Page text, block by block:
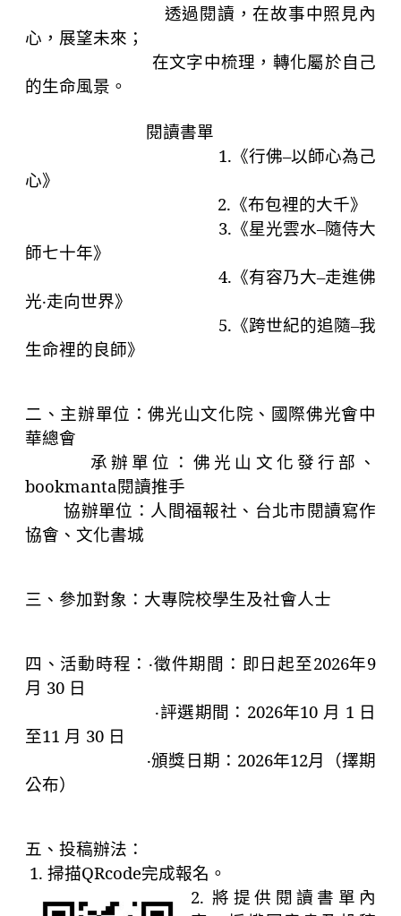
透過閱讀，在故事中照見內
心，展望未來；
在文字中梳理，轉化屬於自己
的生命風景。
閱讀書單
1. 《行佛–以師心為己
心》
2. 《布包裡的大千》
3. 《星光雲水–隨侍大
師七十年》
4. 《有容乃大–走進佛
光‧走向世界》
5. 《跨世紀的追隨–我
生命裡的良師》
二、主辦單位：佛光山文化院、國際佛光會中
華總會
承辦單位：佛光山文化發行部、
bookmanta閱讀推手
協辦單位：人間福報社、台北市閱讀寫作
協會、文化書城
三、參加對象：大專院校學生及社會人士
四、活動時程：‧徵件期間：即日起至2026年9
月 30 日
‧評選期間： 2026年10 月 1 日
至11 月 30 日
‧頒獎日期： 2026年12月（擇期
公布）
五、投稿辦法：
1. 掃描QRcode完成報名。
2.將提供閱讀書單內